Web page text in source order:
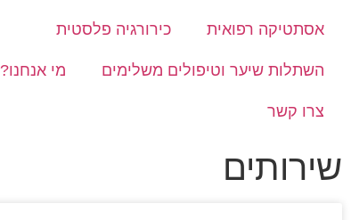
אסתטיקה רפואית כירורגיה פלסטית
השתלות שיער וטיפולים משלימים מי אנחנו?
צרו קשר
שירותים